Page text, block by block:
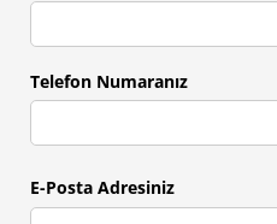
Telefon Numaranız
E-Posta Adresiniz